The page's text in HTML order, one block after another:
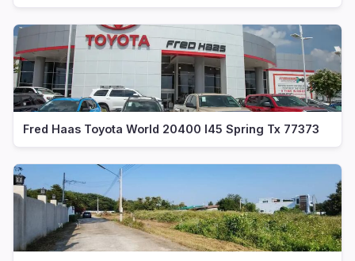
Fred Haas Toyota World 20400 I45 Spring Tx 77373